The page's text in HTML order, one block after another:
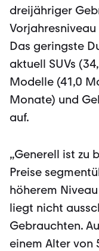
dreijähriger
Das geringste
aktuell SUVs
Modelle (41,0
Monate) und
auf.
„Generell ist zu
Preise
höherem
liegt nicht
Gebrauchten.
einem Alter von